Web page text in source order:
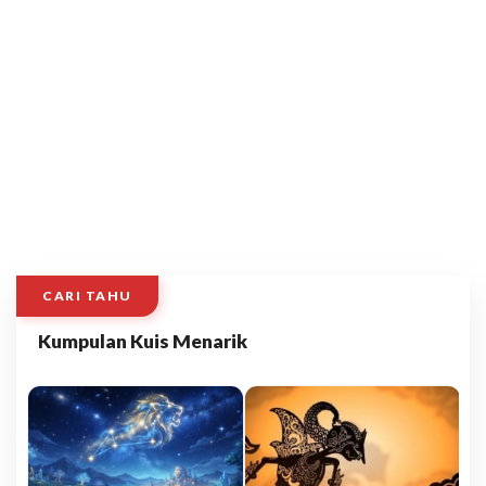
CARI TAHU
Kumpulan Kuis Menarik